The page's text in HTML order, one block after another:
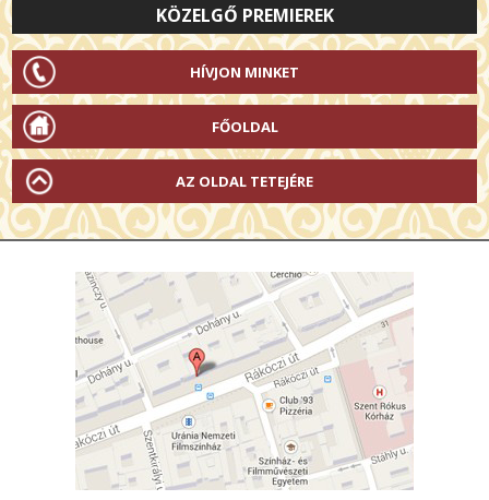
KÖZELGŐ PREMIEREK
HÍVJON MINKET
FŐOLDAL
AZ OLDAL TETEJÉRE